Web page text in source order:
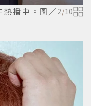
播中。圖／ 2/10